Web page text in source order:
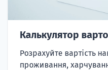
Калькулятор
Розрахуйте вартість
проживання,